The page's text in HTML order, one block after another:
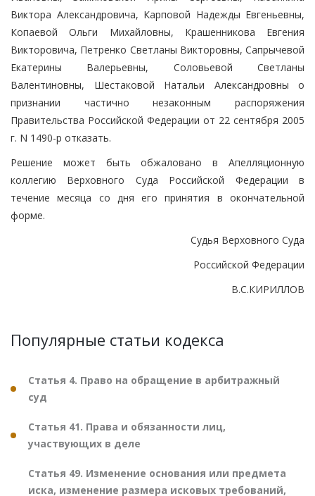
Виктора Александровича, Карповой Надежды Евгеньевны,
Копаевой Ольги Михайловны, Крашенникова Евгения
Викторовича, Петренко Светланы Викторовны, Сапрычевой
Екатерины Валерьевны, Соловьевой Светланы
Валентиновны, Шестаковой Натальи Александровны о
признании частично незаконным распоряжения
Правительства Российской Федерации от 22 сентября 2005
г. N 1490-р отказать.
Решение может быть обжаловано в Апелляционную
коллегию Верховного Суда Российской Федерации в
течение месяца со дня его принятия в окончательной
форме.
Судья Верховного Суда
Российской Федерации
В.С.КИРИЛЛОВ
Популярные статьи кодекса
Статья 4. Право на обращение в арбитражный
суд
Статья 41. Права и обязанности лиц,
участвующих в деле
Статья 49. Изменение основания или предмета
иска, изменение размера исковых требований,